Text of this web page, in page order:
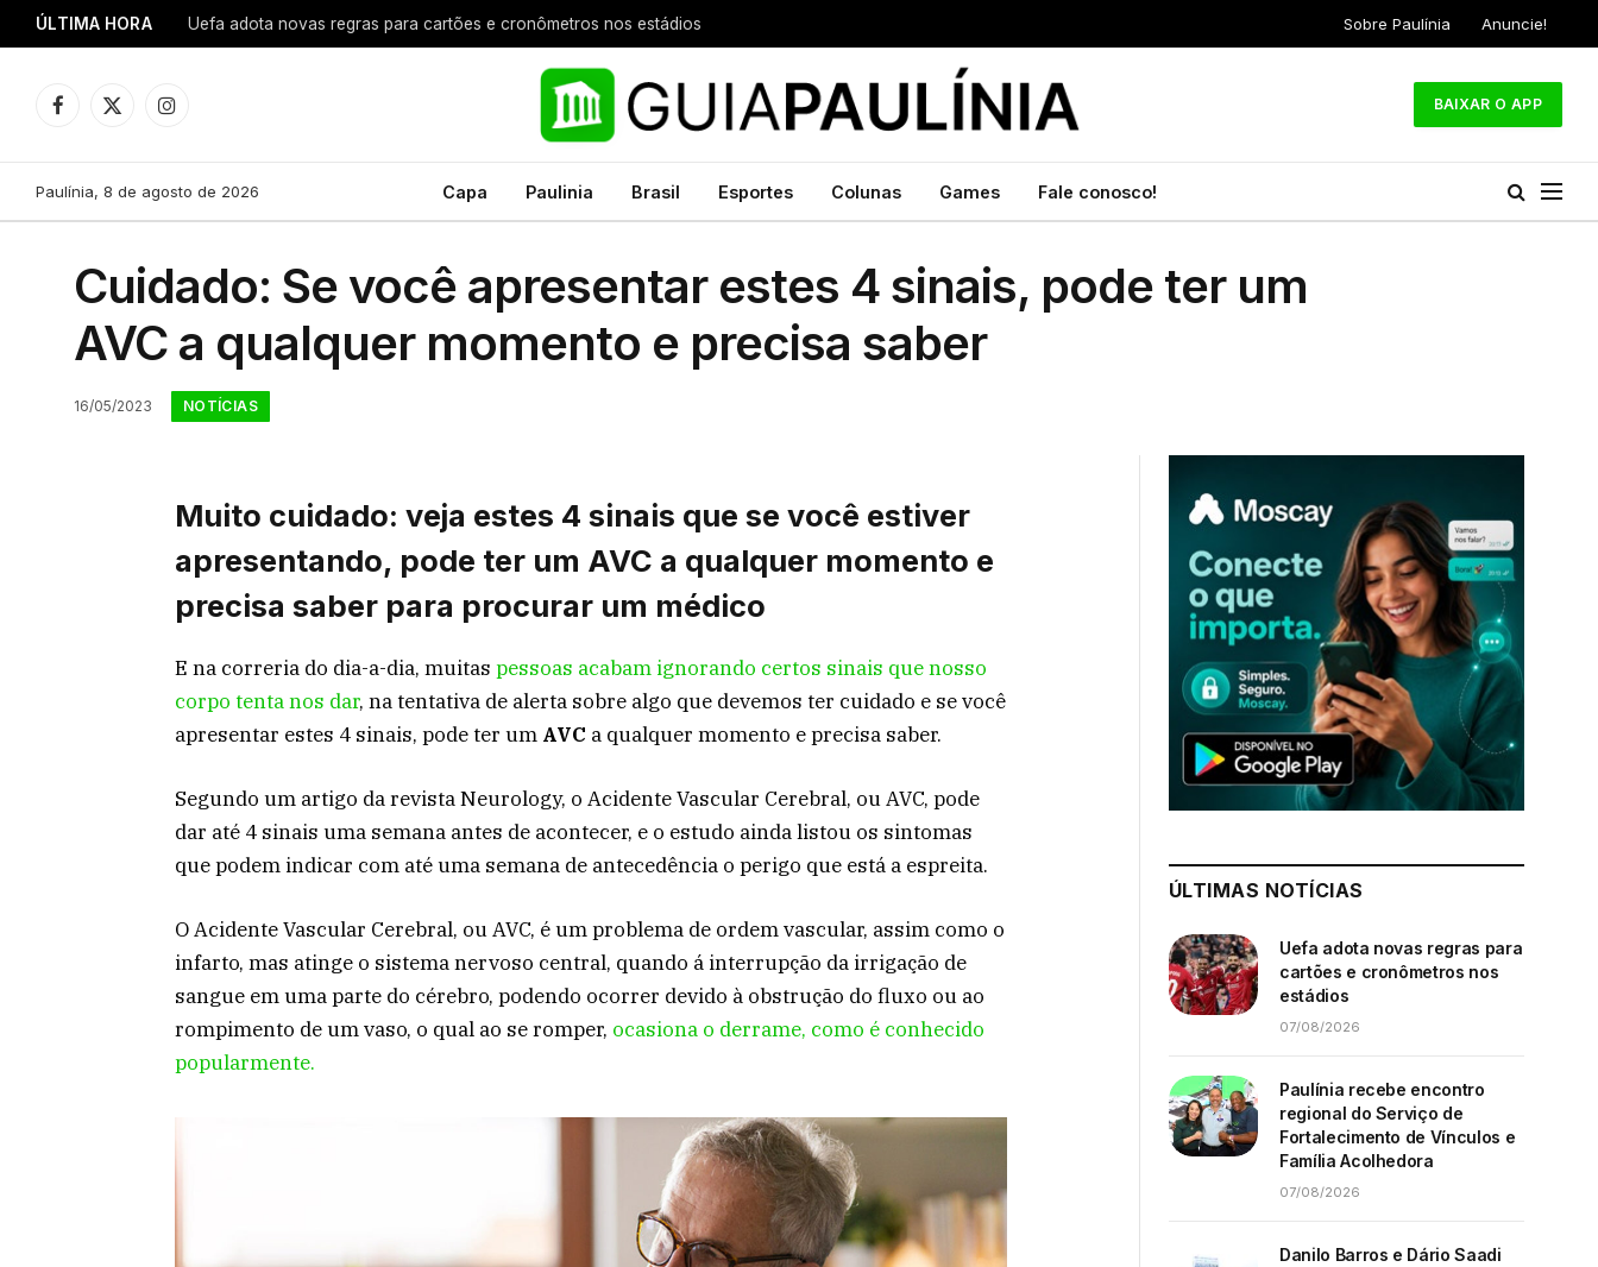
ÚLTIMA HORA Uefa adota novas regras para cartões e cronômetros nos estádios Sobre Paulínia Anuncie!
Facebook
X
Instagram
BAIXAR O APP
Paulínia, 8 de agosto de 2026 Capa Paulinia Brasil Esportes Colunas Games Fale conosco!
Cuidado: Se você apresentar estes 4 sinais, pode ter um
AVC a qualquer momento e precisa saber
16/05/2023 NOTÍCIAS
Muito cuidado: veja estes 4 sinais que se você estiver
apresentando, pode ter um AVC a qualquer momento e
precisa saber para procurar um médico
E na correria do dia-a-dia, muitas pessoas acabam ignorando certos sinais que nosso
corpo tenta nos dar, na tentativa de alerta sobre algo que devemos ter cuidado e se você
apresentar estes 4 sinais, pode ter um AVC a qualquer momento e precisa saber.
Segundo um artigo da revista Neurology, o Acidente Vascular Cerebral, ou AVC, pode
dar até 4 sinais uma semana antes de acontecer, e o estudo ainda listou os sintomas
que podem indicar com até uma semana de antecedência o perigo que está a espreita.
O Acidente Vascular Cerebral, ou AVC, é um problema de ordem vascular, assim como o
infarto, mas atinge o sistema nervoso central, quando á interrupção da irrigação de
sangue em uma parte do cérebro, podendo ocorrer devido à obstrução do fluxo ou ao
rompimento de um vaso, o qual ao se romper, ocasiona o derrame, como é conhecido
popularmente.
ÚLTIMAS NOTÍCIAS
Uefa adota novas regras para
cartões e cronômetros nos
estádios
07/08/2026
Paulínia recebe encontro
regional do Serviço de
Fortalecimento de Vínculos e
Família Acolhedora
07/08/2026
Danilo Barros e Dário Saadi